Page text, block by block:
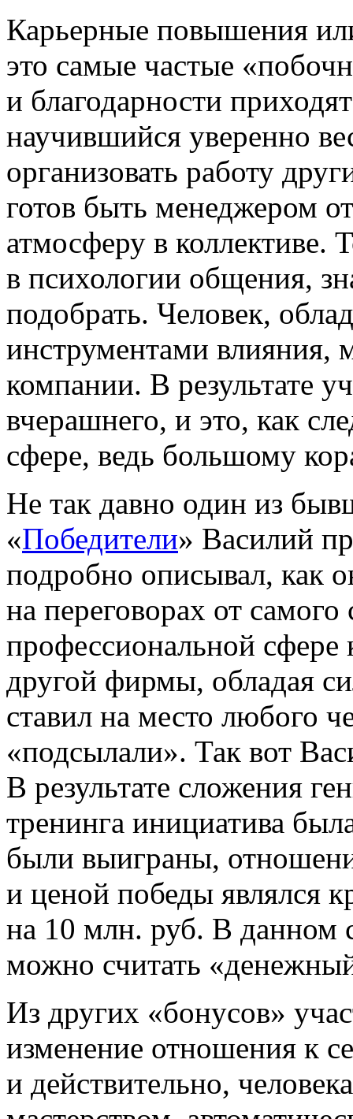
Карьерные повышения
это самые частые
и благодарности
научившийся уверенно
организовать работу
готов быть менеджером
атмосферу в коллективе.
в психологии общения,
подобрать. Человек,
инструментами влияния,
компании. В результате
вчерашнего, и это, как
сфере, ведь большому
Не так давно один из
«Победители» Василий
подробно описывал, как
на переговорах от
профессиональной сфере
другой фирмы, обладая
ставил на место любого
«подсылали». Так вот
В результате сложения
тренинга инициатива
были выиграны,
и ценой победы являлся
на 10 млн. руб. В данном
можно считать
Из других «бонусов»
изменение отношения к
и действительно,